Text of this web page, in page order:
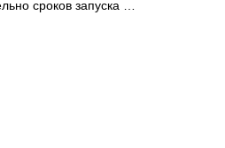
сроков запуска …